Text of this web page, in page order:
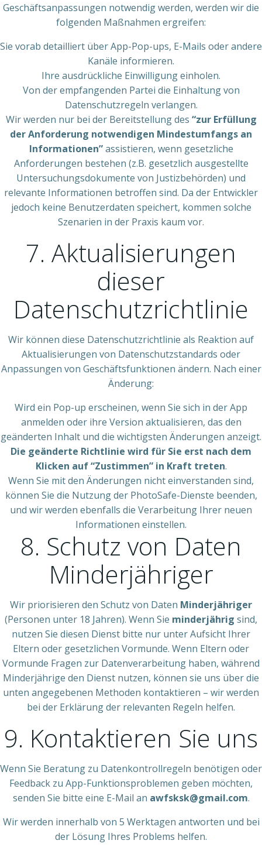
Geschäftsanpassungen notwendig werden, werden wir die
folgenden Maßnahmen ergreifen:
Sie vorab detailliert über App-Pop-ups, E-Mails oder andere
Kanäle informieren.
Ihre ausdrückliche Einwilligung einholen.
Von der empfangenden Partei die Einhaltung von
Datenschutzregeln verlangen.
Wir werden nur bei der Bereitstellung des “zur Erfüllung
der Anforderung notwendigen Mindestumfangs an
Informationen”assistieren, wenn gesetzliche
Anforderungen bestehen (z.B. gesetzlich ausgestellte
Untersuchungsdokumente von Justizbehörden) und
relevante Informationen betroffen sind. Da der Entwickler
jedoch keine Benutzerdaten speichert, kommen solche
Szenarien in der Praxis kaum vor.
7. Aktualisierungen
dieser
Datenschutzrichtlinie
Wir können diese Datenschutzrichtlinie als Reaktion auf
Aktualisierungen von Datenschutzstandards oder
Anpassungen von Geschäftsfunktionen ändern. Nach einer
Änderung:
Wird ein Pop-up erscheinen, wenn Sie sich in der App
anmelden oder ihre Version aktualisieren, das den
geänderten Inhalt und die wichtigsten Änderungen anzeigt.
Die geänderte Richtlinie wird für Sie erst nach dem
Klicken auf “Zustimmen” in Kraft treten.
Wenn Sie mit den Änderungen nicht einverstanden sind,
können Sie die Nutzung der PhotoSafe-Dienste beenden,
und wir werden ebenfalls die Verarbeitung Ihrer neuen
Informationen einstellen.
8. Schutz von Daten
Minderjähriger
Wir priorisieren den Schutz von Daten Minderjähriger
(Personen unter 18 Jahren). Wenn Sie minderjährig sind,
nutzen Sie diesen Dienst bitte nur unter Aufsicht Ihrer
Eltern oder gesetzlichen Vormunde. Wenn Eltern oder
Vormunde Fragen zur Datenverarbeitung haben, während
Minderjährige den Dienst nutzen, können sie uns über die
unten angegebenen Methoden kontaktieren – wir werden
bei der Erklärung der relevanten Regeln helfen.
9. Kontaktieren Sie uns
Wenn Sie Beratung zu Datenkontrollregeln benötigen oder
Feedback zu App-Funktionsproblemen geben möchten,
senden Sie bitte eine E-Mail an awfsksk@gmail.com.
Wir werden innerhalb von 5 Werktagen antworten und bei
der Lösung Ihres Problems helfen.